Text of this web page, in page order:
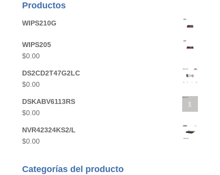
Productos
WIPS210G
WIPS205
$0.00
DS2CD2T47G2LC
$0.00
DSKABV6113RS
$0.00
NVR42324KS2/L
$0.00
Categorías del producto